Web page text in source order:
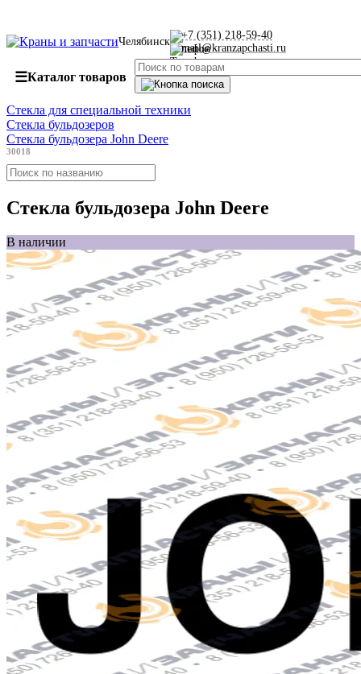
Челябинск
+7 (351) 218-59-40
mail@kranzapchasti.ru
☰Каталог товаров
Стекла для специальной техники
Стекла бульдозеров
Стекла бульдозера John Deere
30018
Стекла бульдозера John Deere
В наличии